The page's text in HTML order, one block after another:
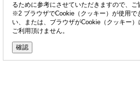
るために参考にさせていただきますので、ご
※2 ブラウザでCookie（クッキー）が使用で
い、または、ブラウザがCookie（クッキー
ご利用頂けません。